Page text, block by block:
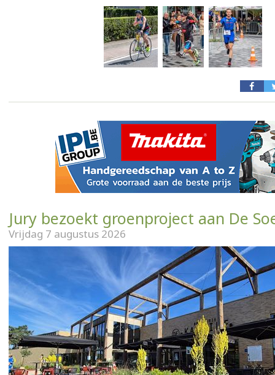
Jury bezoekt groenproject aan De
Vrijdag 7 augustus 2026